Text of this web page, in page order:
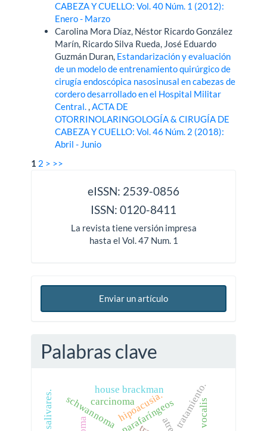
CABEZA Y CUELLO: Vol. 40 Núm. 1 (2012):
Enero - Marzo
Carolina Mora Díaz, Néstor Ricardo González
Marín, Ricardo Silva Rueda, José Eduardo
Guzmán Duran, Estandarización y evaluación
de un modelo de entrenamiento quirúrgico de
cirugía endoscópica nasosinusal en cabezas de
cordero desarrollado en el Hospital Militar
Central.,ACTA DE
OTORRINOLARINGOLOGÍA & CIRUGÍA DE
CABEZA Y CUELLO: Vol. 46 Núm. 2 (2018):
Abril - Junio
1 2 > >>
eISSN: 2539-0856
ISSN: 0120-8411
La revista tiene versión impresa
hasta el Vol. 47 Num. 1
Enviar un artículo
Palabras clave
schwannomahipoacusia.
house brackman
carcinoma tratamiento.